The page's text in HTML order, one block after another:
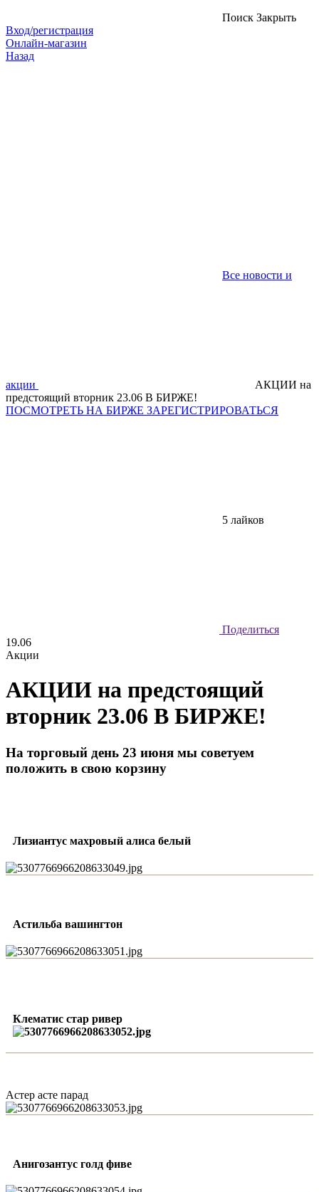
Поиск Закрыть
Вход/регистрация
Онлайн-магазин
Назад
Все новости и
акции
АКЦИИ на
предстоящий вторник 23.06 В БИРЖЕ!
ПОСМОТРЕТЬ НА БИРЖЕ ЗАРЕГИСТРИРОВАТЬСЯ
5 лайков
Поделиться
19.06
Акции
АКЦИИ на предстоящий
вторник 23.06 В БИРЖЕ!
На торговый день 23 июня мы советуем
положить в свою корзину
Лизиантус махровый алиса белый
Астильба вашингтон
Клематис стар ривер
Астер асте парад
Анигозантус голд фиве